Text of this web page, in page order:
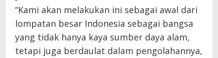
“Kami akan melakukan ini sebagai awal dari
lompatan besar Indonesia sebagai bangsa
yang tidak hanya kaya sumber daya alam,
tetapi juga berdaulat dalam pengolahannya,